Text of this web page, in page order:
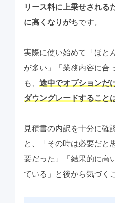
リース料に上乗せされる
に高くなりがちです。
実際に使い始めて「ほと
が多い」「業務内容に合
も、 途中でオプションだ
ダウングレードすること
見積書の内訳を十分に確
と、「その時は必要だと
要だった」「結果的に高
ている」と後から気づく